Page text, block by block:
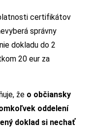
certifikátov
správny
dokladu do 2
20 eur za
že o občiansky
oddelení
doklad si nechať